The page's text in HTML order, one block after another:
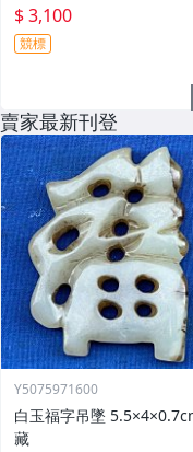
$ 3,100
競標
賣家最新刊登
Y5075971600
白玉福字吊墜
藏